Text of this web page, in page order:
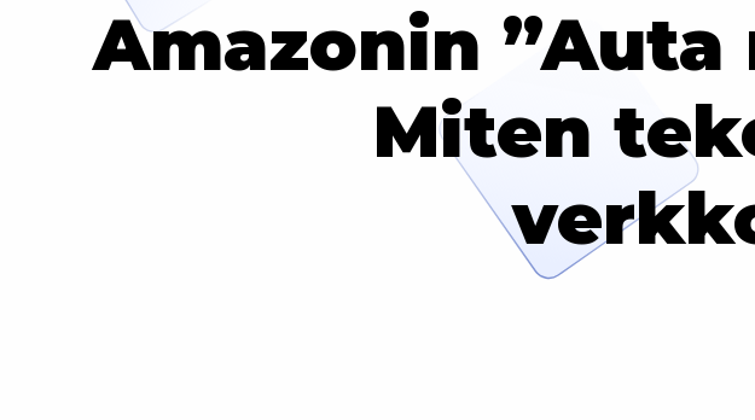
Amazonin ”Auta
Miten